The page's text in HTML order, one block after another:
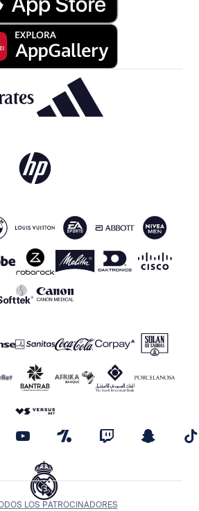
LOS PATROCINADORES